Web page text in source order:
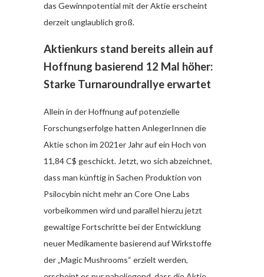
das Gewinnpotential mit der Aktie erscheint
derzeit unglaublich groß.
Aktienkurs stand bereits allein auf
Hoffnung basierend 12 Mal höher:
Starke Turnaroundrallye erwartet
Allein in der Hoffnung auf potenzielle
Forschungserfolge hatten AnlegerInnen die
Aktie schon im 2021er Jahr auf ein Hoch von
11,84 C$ geschickt. Jetzt, wo sich abzeichnet,
dass man künftig in Sachen Produktion von
Psilocybin nicht mehr an Core One Labs
vorbeikommen wird und parallel hierzu jetzt
gewaltige Fortschritte bei der Entwicklung
neuer Medikamente basierend auf Wirkstoffe
der „Magic Mushrooms“ erzielt werden,